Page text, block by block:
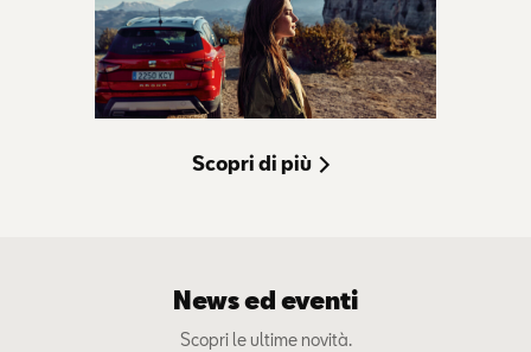
Scopri di più
News ed eventi
Scopri le ultime novità.